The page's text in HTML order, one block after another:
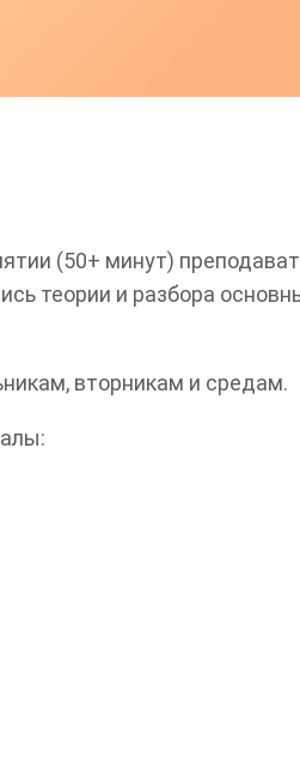
(50+ минут)
теории и разбора
вторникам и средам.